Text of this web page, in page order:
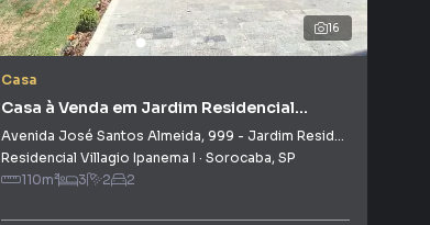
corretores treinados e uma central de
16
Casa
Casa à Venda em Jardim Residencial
Villagio Ipanema I
Avenida José Santos Almeida, 999 - Jardim Residencial Villagio Ipanema I
Residencial Villagio Ipanema I · Sorocaba, SP
110m² 3 2 2